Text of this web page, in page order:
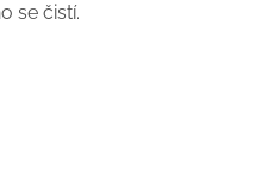
se čistí.